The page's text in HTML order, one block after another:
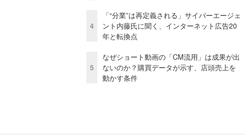
4
「“分業”は再定義される」サイバーエージェ
ント内藤氏に聞く、インターネット広告20
年と転換点
5
なぜショート動画の「CM流用」は成果が出
ないのか？購買データが示す、店頭売上を
動かす条件